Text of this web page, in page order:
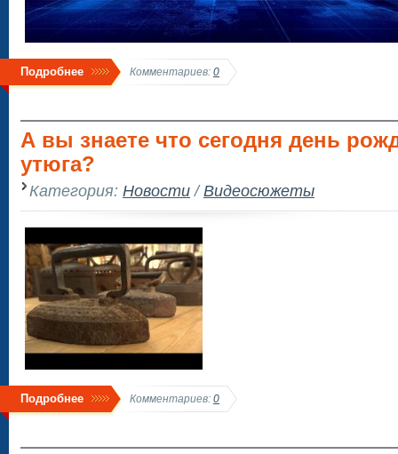
Подробнее Комментариев: 0
А вы знаете что сегодня день
утюга?
Категория: Новости/Видеосюжеты
Подробнее Комментариев: 0